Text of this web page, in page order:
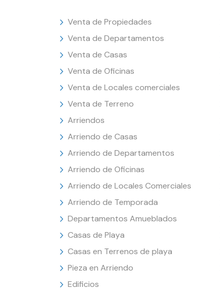
Venta de Propiedades
Venta de Departamentos
Venta de Casas
Venta de Oficinas
Venta de Locales comerciales
Venta de Terreno
Arriendos
Arriendo de Casas
Arriendo de Departamentos
Arriendo de Oficinas
Arriendo de Locales Comerciales
Arriendo de Temporada
Departamentos Amueblados
Casas de Playa
Casas en Terrenos de playa
Pieza en Arriendo
Edificios